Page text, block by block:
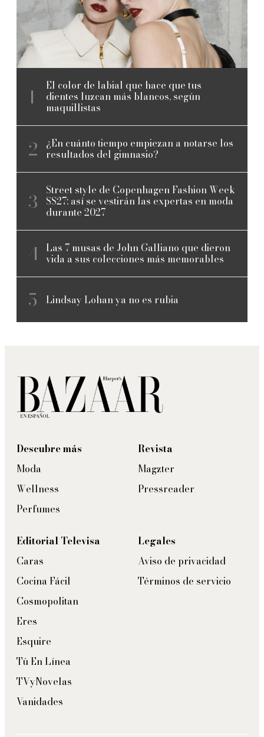
El color de labial que hace que tus
dientes luzcan más blancos, según
maquillistas
¿En cuánto tiempo empiezan a notarse los
resultados del gimnasio?
Street style de Copenhagen Fashion Week
SS27: así se vestirán las expertas en moda
durante 2027
Las 7 musas de John Galliano que dieron
vida a sus colecciones más memorables
Lindsay Lohan ya no es rubia
Descubre más
Moda
Wellness
Perfumes
Revista
Magzter
Pressreader
Editorial Televisa
Caras
Cocina Fácil
Cosmopolitan
Eres
Esquire
Tú En Línea
TVyNovelas
Vanidades
Legales
Aviso de privacidad
Términos de servicio